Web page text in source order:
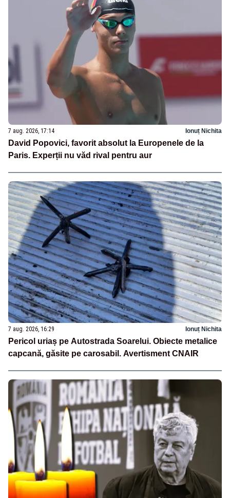
7 aug. 2026, 17:14 Ionuț Nichita
David Popovici, favorit absolut la Europenele de la
Paris. Experții nu văd rival pentru aur
7 aug. 2026, 16:29 Ionuț Nichita
Pericol uriaș pe Autostrada Soarelui. Obiecte metalice
capcană, găsite pe carosabil. Avertisment CNAIR